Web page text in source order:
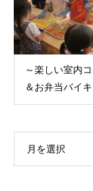
～楽しい室内
＆お弁当バイ
月を選択